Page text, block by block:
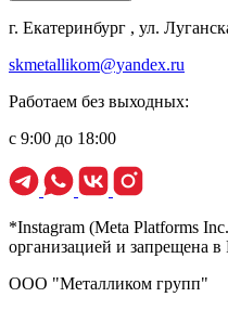
г. Екатеринбург , ул.
skmetallikom@yandex.ru
Работаем без выходных:
с 9:00 до 18:00
*Instagram (Meta Platforms
организацией и запрещена
ООО "Металликом групп"